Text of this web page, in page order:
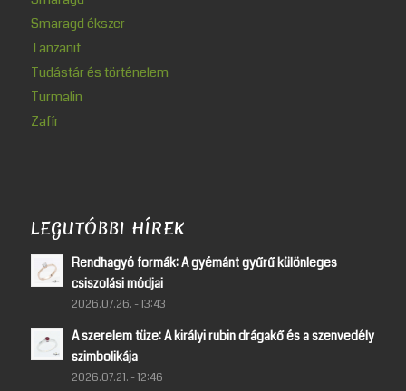
Smaragd ékszer
Tanzanit
Tudástár és történelem
Turmalin
Zafír
LEGUTÓBBI HÍREK
Rendhagyó formák: A gyémánt gyűrű különleges
csiszolási módjai
2026.07.26. - 13:43
A szerelem tüze: A királyi rubin drágakő és a szenvedély
szimbolikája
2026.07.21. - 12:46